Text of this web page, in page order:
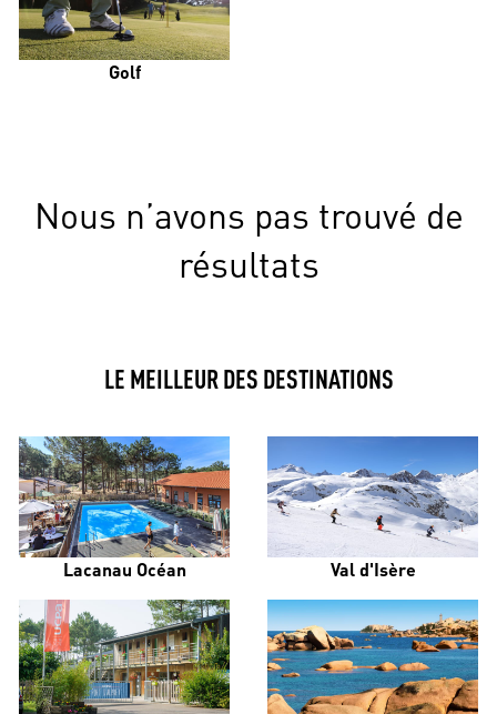
Golf
Nous n’avons pas trouvé de
résultats
LE MEILLEUR DES DESTINATIONS
Lacanau Océan Val d'Isère